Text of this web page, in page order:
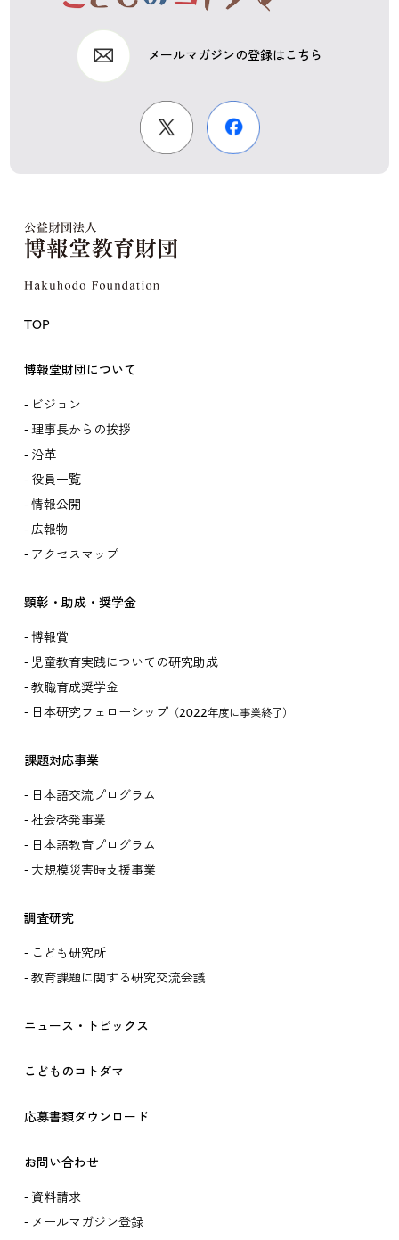
メールマガジンの登録はこちら
TOP
博報堂財団について
ビジョン
理事長からの挨拶
沿革
役員一覧
情報公開
広報物
アクセスマップ
顕彰・助成・奨学金
博報賞
児童教育実践についての研究助成
教職育成奨学金
日本研究フェローシップ（2022年度に事業終了）
課題対応事業
日本語交流プログラム
社会啓発事業
日本語教育プログラム
大規模災害時支援事業
調査研究
こども研究所
教育課題に関する研究交流会議
ニュース・トピックス
こどものコトダマ
応募書類ダウンロード
お問い合わせ
資料請求
メールマガジン登録